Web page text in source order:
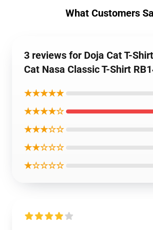
What Customers
3 reviews for Doja Cat T-
Cat Nasa Classic T-Shirt
★★★★★
★★★★☆
★★★☆☆
★★☆☆☆
★☆☆☆☆